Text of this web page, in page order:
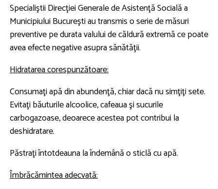
Specialiştii Direcţiei Generale de Asistenţă Socială a
Municipiului Bucureşti au transmis o serie de măsuri
preventive pe durata valului de căldură extremă ce poate
avea efecte negative asupra sănătăţii.
Hidratarea corespunzătoare:
Consumaţi apă din abundenţă, chiar dacă nu simţiţi sete.
Evitaţi băuturile alcoolice, cafeaua şi sucurile
carbogazoase, deoarece acestea pot contribui la
deshidratare.
Păstraţi întotdeauna la îndemână o sticlă cu apă.
Îmbrăcămintea adecvată: